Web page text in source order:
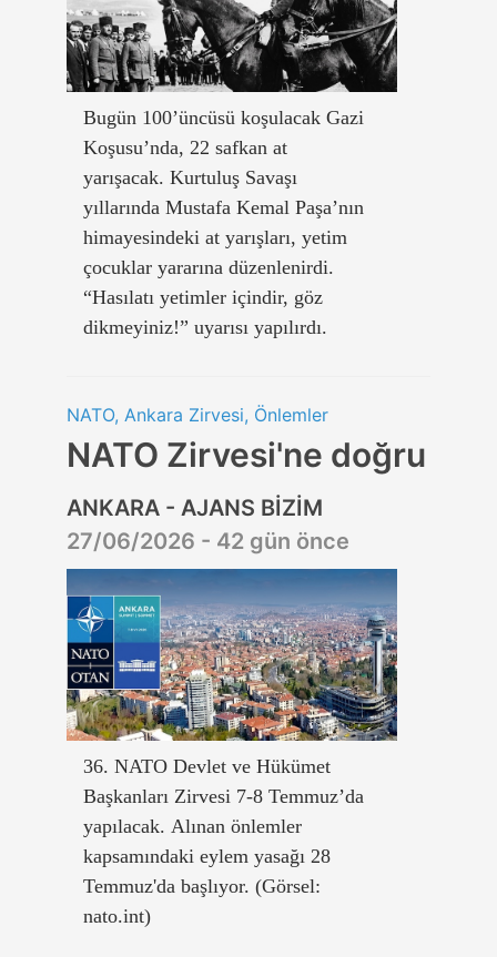
Bugün 100’üncüsü koşulacak Gazi
Koşusu’nda, 22 safkan at
yarışacak. Kurtuluş Savaşı
yıllarında Mustafa Kemal Paşa’nın
himayesindeki at yarışları, yetim
çocuklar yararına düzenlenirdi.
“Hasılatı yetimler içindir, göz
dikmeyiniz!” uyarısı yapılırdı.
NATO, Ankara Zirvesi, Önlemler
NATO Zirvesi'ne doğru
ANKARA - AJANS BİZİM
27/06/2026 - 42 gün önce
36. NATO Devlet ve Hükümet
Başkanları Zirvesi 7-8 Temmuz’da
yapılacak. Alınan önlemler
kapsamındaki eylem yasağı 28
Temmuz'da başlıyor. (Görsel:
nato.int)